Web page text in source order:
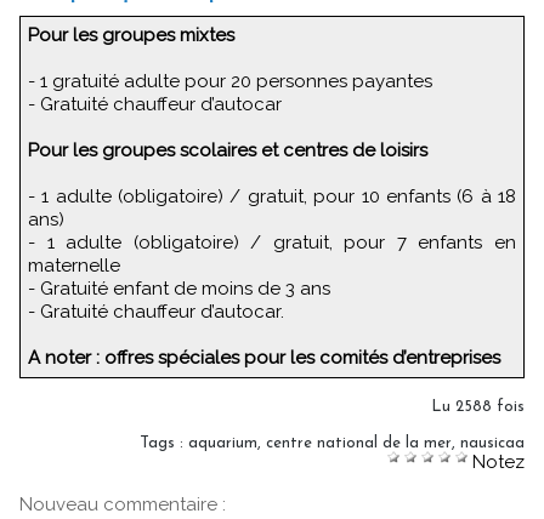
Pour les groupes mixtes
- 1 gratuité adulte pour 20 personnes payantes
- Gratuité chauffeur d’autocar
Pour les groupes scolaires et centres de loisirs
- 1 adulte (obligatoire) / gratuit, pour 10 enfants (6 à 18
ans)
- 1 adulte (obligatoire) / gratuit, pour 7 enfants en
maternelle
- Gratuité enfant de moins de 3 ans
- Gratuité chauffeur d’autocar.
A noter : offres spéciales pour les comités d’entreprises
Lu 2588 fois
Tags : aquarium centre national de la mer nausicaa
Notez
Nouveau commentaire :